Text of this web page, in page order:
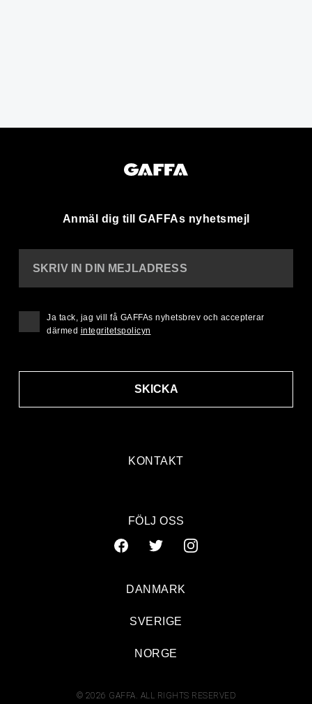
Anmäl dig till GAFFAs nyhetsmejl
KONTAKT
SKRIV IN DIN MEJLADRESS
SKICKA
Ja tack, jag vill få GAFFAs nyhetsbrev och accepterar
därmed integritetspolicyn
FÖLJ OSS
© 2026 GAFFA. ALL RIGHTS RESERVED
DANMARK
SVERIGE
NORGE